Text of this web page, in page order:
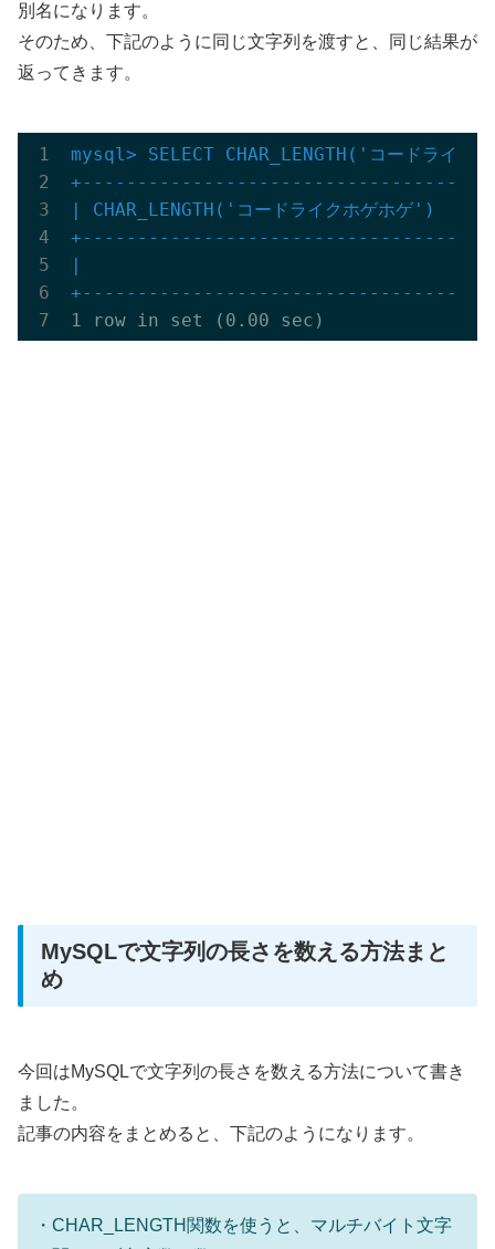
別名になります。
そのため、下記のように同じ文字列を渡すと、同じ結果が
返ってきます。
mysql> SELECT CHAR_LENGTH('コードライ
| CHAR_LENGTH('コードライクホゲホゲ
|
MySQLで文字列の長さを数える方法まと
め
今回はMySQLで文字列の長さを数える方法について書き
ました。
記事の内容をまとめると、下記のようになります。
・CHAR_LENGTH関数を使うと、マルチバイト文字